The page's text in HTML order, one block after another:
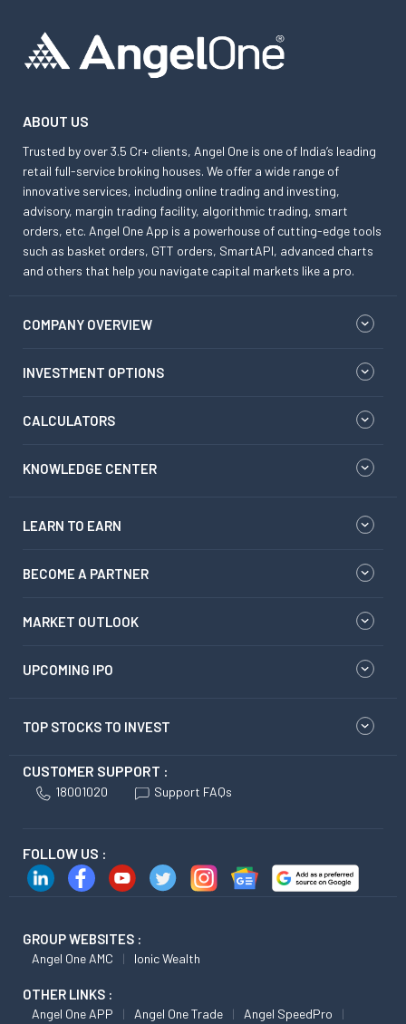
ABOUT US
Trusted by over 3.5 Cr+ clients, Angel One is one of India’s leading
retail full-service broking houses. We offer a wide range of
innovative services, including online trading and investing,
advisory, margin trading facility, algorithmic trading, smart
orders, etc. Angel One App is a powerhouse of cutting-edge tools
such as basket orders, GTT orders, SmartAPI, advanced charts
and others that help you navigate capital markets like a pro.
COMPANY OVERVIEW
INVESTMENT OPTIONS
CALCULATORS
KNOWLEDGE CENTER
LEARN TO EARN
BECOME A PARTNER
MARKET OUTLOOK
UPCOMING IPO
TOP STOCKS TO INVEST
CUSTOMER SUPPORT :
18001020 Support FAQs
FOLLOW US :
GROUP WEBSITES :
Angel One AMC Ionic Wealth
OTHER LINKS :
Angel One APP Angel One Trade
Angel SpeedPro